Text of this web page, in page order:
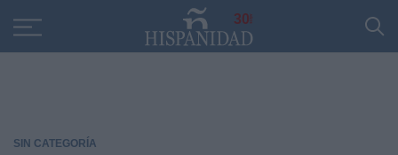
30
SIN CATEGORÍA